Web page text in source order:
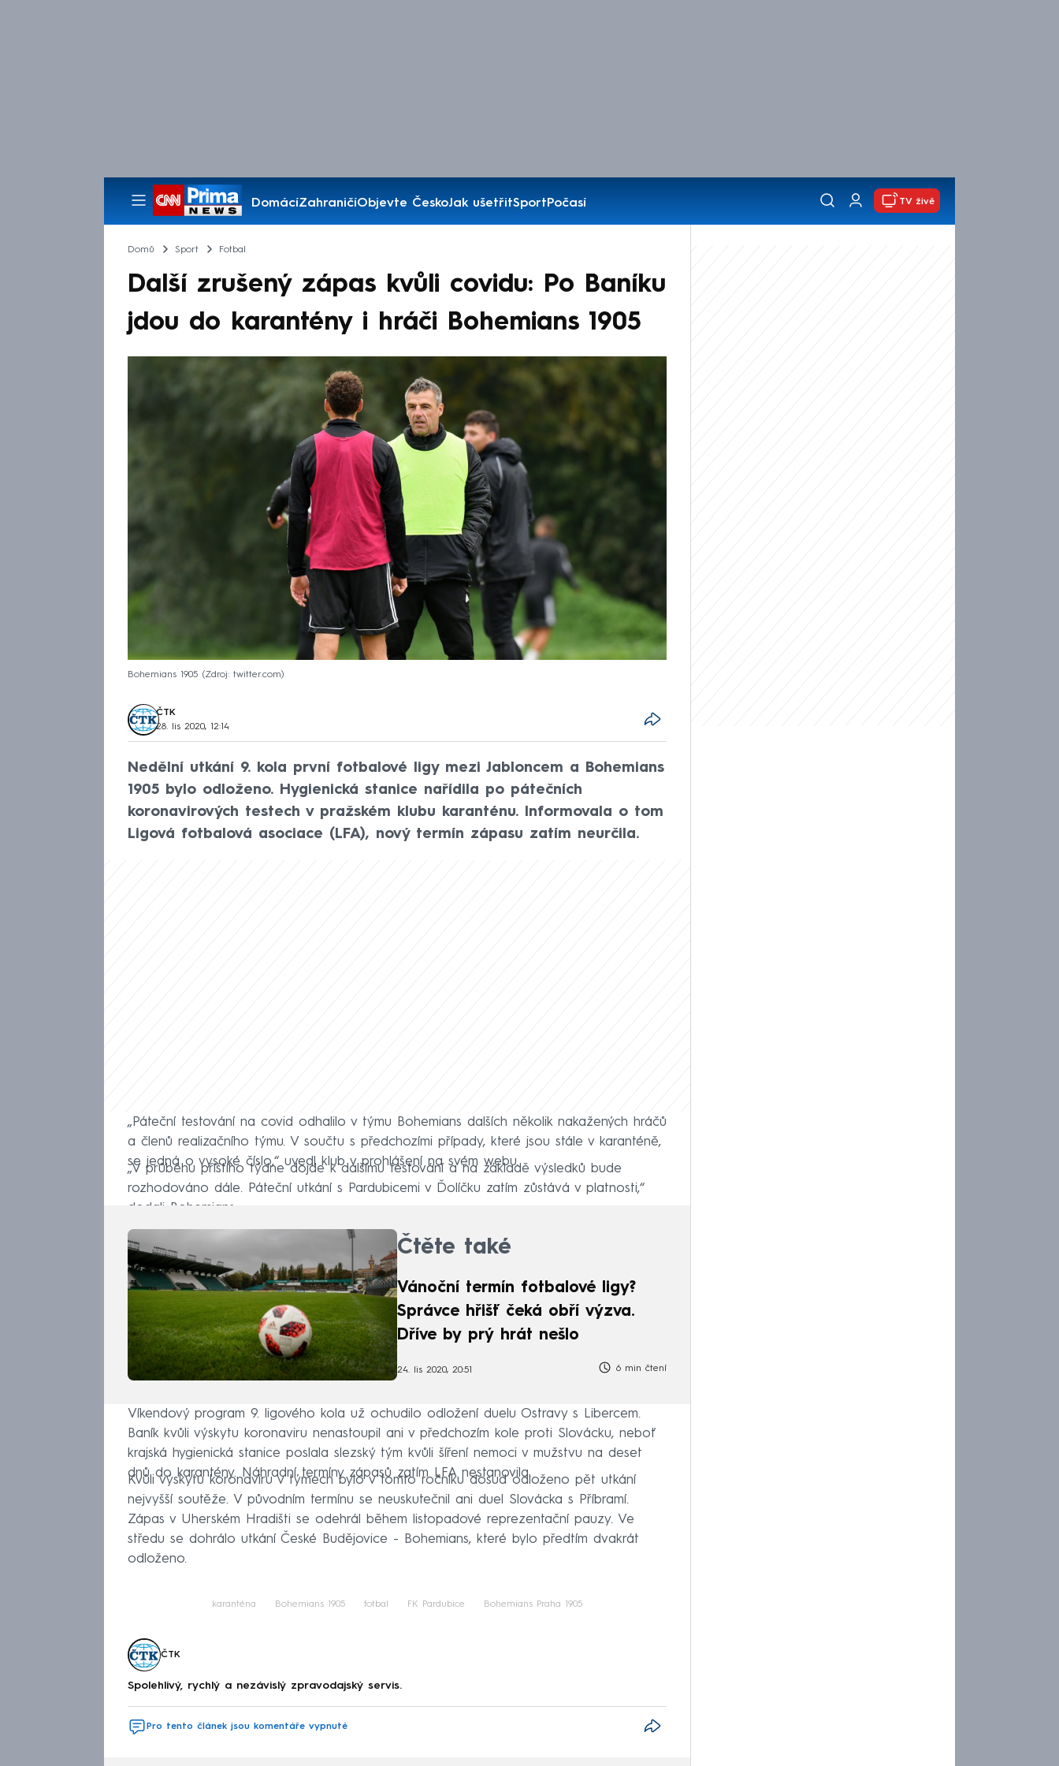
DomácíZahraničíObjevte ČeskoJak ušetřitSportPočasí
Pořady
TV živě
Domů Sport Fotbal
Další zrušený zápas kvůli covidu: Po Baníku
jdou do karantény i hráči Bohemians 1905
Bohemians 1905 Zdroj: twitter.com
ČTK
28. lis 2020, 12:14
Nedělní utkání 9. kola první fotbalové ligy mezi Jabloncem a Bohemians
1905 bylo odloženo. Hygienická stanice nařídila po pátečních
koronavirových testech v pražském klubu karanténu. Informovala o tom
Ligová fotbalová asociace (LFA), nový termín zápasu zatím neurčila.
„Páteční testování na covid odhalilo v týmu Bohemians dalších několik nakažených hráčů
a členů realizačního týmu. V součtu s předchozími případy, které jsou stále v karanténě,
se jedná o vysoké číslo,“ uvedl klub v prohlášení na svém webu.
„V průběhu příštího týdne dojde k dalšímu testování a na základě výsledků bude
rozhodováno dále. Páteční utkání s Pardubicemi v Ďolíčku zatím zůstává v platnosti,“
dodali Bohemians.
Čtěte také
Vánoční termín fotbalové ligy?
Správce hřišť čeká obří výzva.
Dříve by prý hrát nešlo
24. lis 2020, 20:51 6 min čtení
Víkendový program 9. ligového kola už ochudilo odložení duelu Ostravy s Libercem.
Baník kvůli výskytu koronaviru nenastoupil ani v předchozím kole proti Slovácku, neboť
krajská hygienická stanice poslala slezský tým kvůli šíření nemoci v mužstvu na deset
dnů do karantény. Náhradní termíny zápasů zatím LFA nestanovila.
Kvůli výskytu koronaviru v týmech bylo v tomto ročníku dosud odloženo pět utkání
nejvyšší soutěže. V původním termínu se neuskutečnil ani duel Slovácka s Příbramí.
Zápas v Uherském Hradišti se odehrál během listopadové reprezentační pauzy. Ve
středu se dohrálo utkání České Budějovice - Bohemians, které bylo předtím dvakrát
odloženo.
karanténa Bohemians 1905 fotbal FK Pardubice Bohemians Praha 1905
ČTK
Spolehlivý, rychlý a nezávislý zpravodajský servis.
Pro tento článek jsou komentáře vypnuté